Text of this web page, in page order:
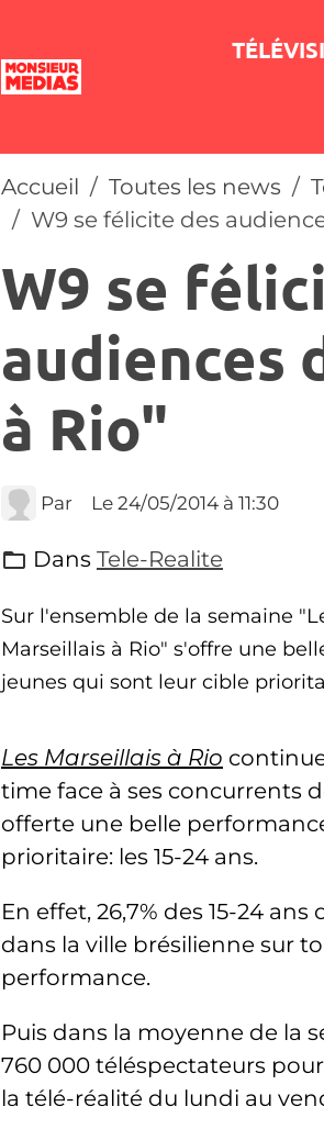
Accueil Toutes les news
W9 se félicite des
W9 se
audiences
à Rio"
Par Le 24/05/2014 à 11:30
Dans Tele-Realite
Sur l'ensemble de la semaine
Marseillais à Rio" s'offre une
jeunes qui sont leur cible
Les Marseillais à Rio
time face à ses concurrents
offerte une belle
prioritaire: les 15-24 ans.
En effet, 26,7% des 15-24
dans la ville brésilienne sur
performance.
Puis dans la moyenne de la
760 000 téléspectateurs
la télé-réalité du lundi au